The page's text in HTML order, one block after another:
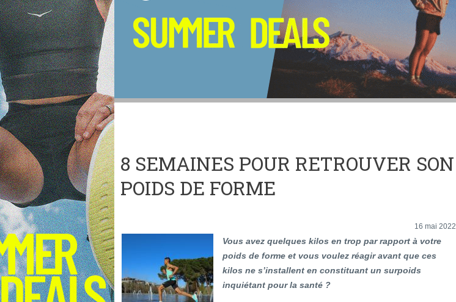
8 SEMAINES POUR RETROUVER SON
POIDS DE FORME
16 mai 2022
Vous avez quelques kilos en trop par rapport à votre
poids de forme et vous voulez réagir avant que ces
kilos ne s’installent en constituant un surpoids
inquiétant pour la santé ?